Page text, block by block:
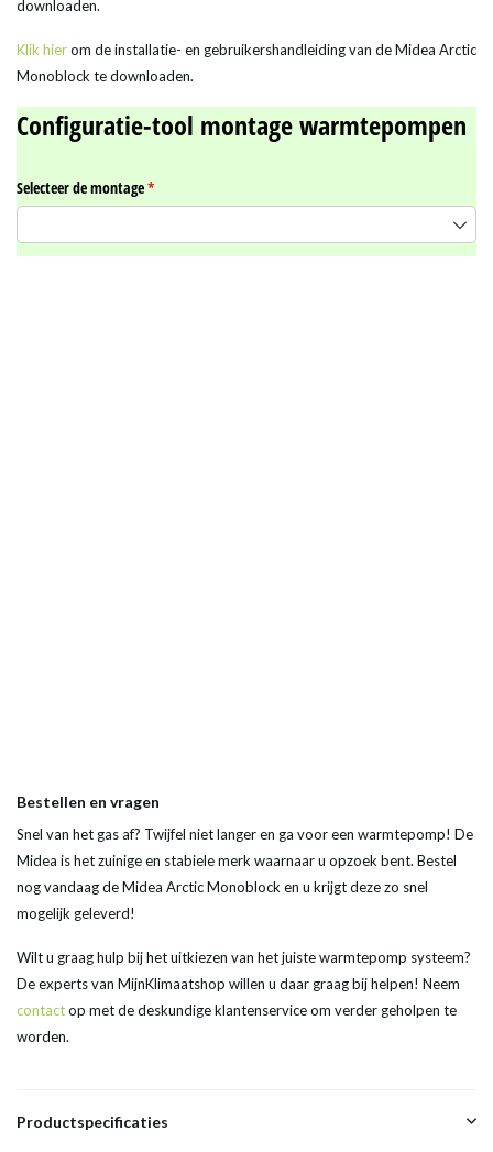
downloaden.
Klik hierom de installatie- en gebruikershandleiding van de Midea Arctic
Monoblock te downloaden.
Bestellen en vragen
Snel van het gas af? Twijfel niet langer en ga voor een warmtepomp! De
Midea is het zuinige en stabiele merk waarnaar u opzoek bent. Bestel
nog vandaag de Midea Arctic Monoblock en u krijgt deze zo snel
mogelijk geleverd!
Wilt u graag hulp bij het uitkiezen van het juiste warmtepomp systeem?
De experts van MijnKlimaatshop willen u daar graag bij helpen! Neem
contactop met de deskundige klantenservice om verder geholpen te
worden.
Productspecificaties